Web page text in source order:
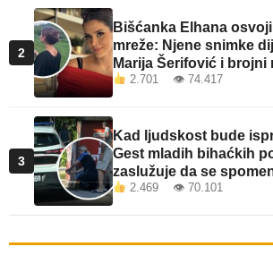
2
Bišćanka Elhana
mreže: Njene snimke
Marija Šerifović i brojni
2.701 👁 74.417
3
Kad ljudskost bude
Gest mladih bihaćkih
zaslužuje da se
2.469 👁 70.101